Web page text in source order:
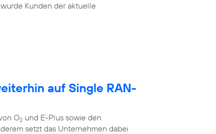
Kunden der aktuelle
auf Single RAN-
O2 und E-Plus sowie den
setzt das Unternehmen dabei